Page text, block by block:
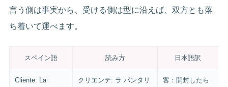
言う側は事実から、受ける側は型に沿えば、双方とも落
ち着いて運べます。
スペイン語 読み方 日本語訳
Cliente: La
クリエンテ: ラ パンタリ
客：開封したら